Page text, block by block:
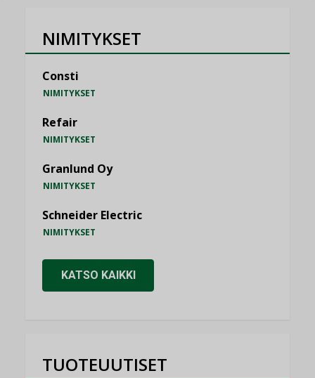
NIMITYKSET
Consti
NIMITYKSET
Refair
NIMITYKSET
Granlund Oy
NIMITYKSET
Schneider Electric
NIMITYKSET
KATSO KAIKKI
TUOTEUUTISET